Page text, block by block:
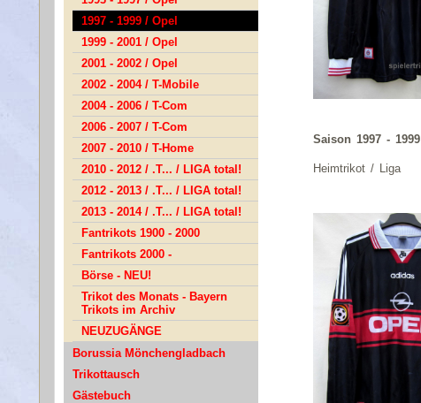
1997 - 1999 / Opel
1999 - 2001 / Opel
2001 - 2002 / Opel
2002 - 2004 / T-Mobile
2004 - 2006 / T-Com
2006 - 2007 / T-Com
2007 - 2010 / T-Home
2010 - 2012 / .T... / LIGA total!
2012 - 2013 / .T... / LIGA total!
2013 - 2014 / .T... / LIGA total!
Fantrikots 1900 - 2000
Fantrikots 2000 -
Börse - NEU!
Trikot des Monats - Bayern
Trikots im Archiv
NEUZUGÄNGE
Borussia Mönchengladbach
Trikottausch
Gästebuch
Saison 1997 - 1999
Heimtrikot / Liga